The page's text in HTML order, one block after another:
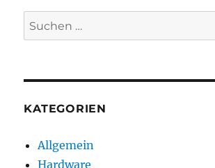
Suchen
nach:
KATEGORIEN
Allgemein
Hardware